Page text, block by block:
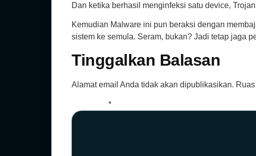
Dan ketika berhasil menginfeksi satu device,
Kemudian Malware ini pun beraksi dengan
sistem ke semula. Seram, bukan? Jadi tetap jaga
Tinggalkan Balasan
Alamat email Anda tidak akan dipublikasikan.
*